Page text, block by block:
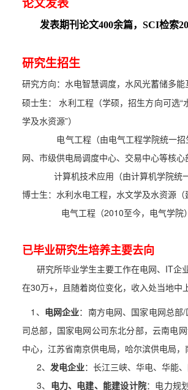
发表期刊论文400余篇，SCI检索
研究生招生
研究方向： 水电智慧调度，水风光蓄储多
硕士生： 水利工程（学硕，招生方向可选
学及水资源”）
电气工程（由电气工程学院统一招
网、市级供电局调度中心、交易中心等核心
计算机技术应用（由计算机学院统一
博士生：水利水电工程，水文学及水资源（
电气工程（2010至今，电气学院
已毕业研究生培养主要去向
研究所毕业学生主要工作在电网、IT企
在30万+，且随着岗位变化，收入处当地中
1、 电网企业：南方电网、国家电网总
司总部，国家电网公司东北分部，云南电
中心，江苏省南京供电局，哈尔滨供电局，
2、 发电企业：长江三峡、华电、华能
3、 电力、电建、能建设计院：电力规